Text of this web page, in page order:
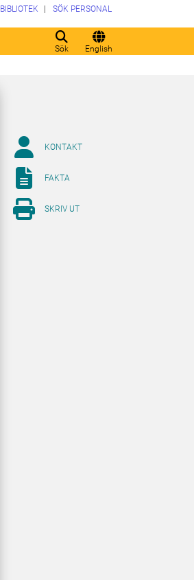
Sök English
BIBLIOTEK SÖK PERSONAL
KONTAKT
FAKTA
SKRIV UT